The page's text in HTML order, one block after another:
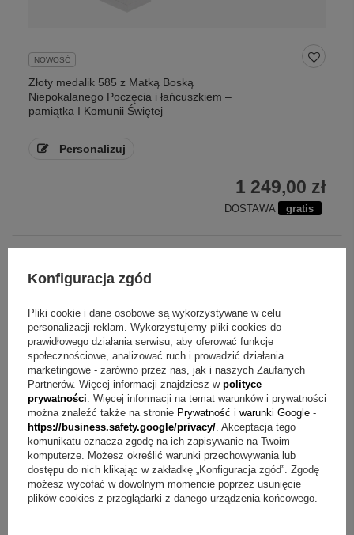
NOWOŚĆ
Złoty medalik 585 z Matką Boską
Niepokalanego Poczęcia i łańcuszkiem –
pamiątka I Komunii Świętej
Personalizuj
1 249,00 zł
DOSTAWA gratis
Konfiguracja zgód
Pliki cookie i dane osobowe są wykorzystywane w celu
personalizacji reklam. Wykorzystujemy pliki cookies do
prawidłowego działania serwisu, aby oferować funkcje
społecznościowe, analizować ruch i prowadzić działania
marketingowe - zarówno przez nas, jak i naszych Zaufanych
Partnerów. Więcej informacji znajdziesz w polityce
prywatności. Więcej informacji na temat warunków i prywatności
można znaleźć także na stronie Prywatność i warunki Google -
https://business.safety.google/privacy/. Akceptacja tego
komunikatu oznacza zgodę na ich zapisywanie na Twoim
komputerze. Możesz określić warunki przechowywania lub
dostępu do nich klikając w zakładkę „Konfiguracja zgód”. Zgodę
możesz wycofać w dowolnym momencie poprzez usunięcie
plików cookies z przeglądarki z danego urządzenia końcowego.